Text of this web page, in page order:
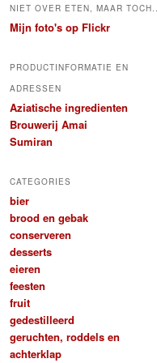
NIET OVER ETEN, MAAR TOCH...
Mijn foto's op Flickr
PRODUCTINFORMATIE EN
ADRESSEN
Aziatische ingredienten
Brouwerij Amai
Sumiran
CATEGORIES
bier
brood en gebak
conserveren
desserts
eieren
feesten
fruit
gedestilleerd
geruchten, roddels en
achterklap